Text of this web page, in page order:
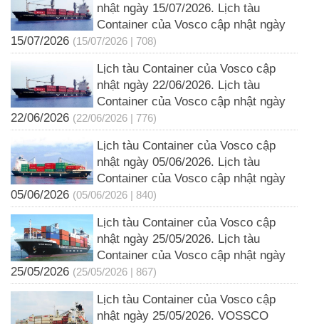
nhật ngày 15/07/2026. Lịch tàu
Container của Vosco cập nhật ngày
15/07/2026 (15/07/2026 | 708)
Lịch tàu Container của Vosco cập
nhật ngày 22/06/2026. Lịch tàu
Container của Vosco cập nhật ngày
22/06/2026 (22/06/2026 | 776)
Lịch tàu Container của Vosco cập
nhật ngày 05/06/2026. Lịch tàu
Container của Vosco cập nhật ngày
05/06/2026 (05/06/2026 | 840)
Lịch tàu Container của Vosco cập
nhật ngày 25/05/2026. Lịch tàu
Container của Vosco cập nhật ngày
25/05/2026 (25/05/2026 | 867)
Lịch tàu Container của Vosco cập
nhật ngày 25/05/2026. VOSSCO